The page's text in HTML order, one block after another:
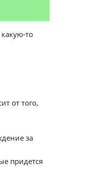
то
от того,
за
придется